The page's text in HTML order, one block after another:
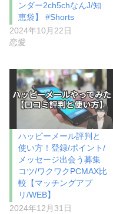
ンダー2ch5chなんJ/知
恵袋】 #Shorts
2024年10月22日
恋愛
ハッピーメール評判と
使い方！登録/ポイント/
メッセージ出会う募集
コツ/ワクワクPCMAX比
較【マッチングアプ
リ/WEB】
2024年12月31日